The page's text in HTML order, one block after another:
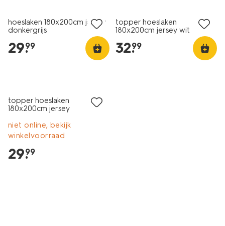
hoeslaken 180x200cm jersey
donkergrijs
29.
99
topper hoeslaken
180x200cm jersey wit
32.
99
topper hoeslaken
180x200cm jersey
niet online, bekijk
winkelvoorraad
29.
99